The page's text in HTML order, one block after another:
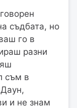
съдбата, но
го в
разни
съм в
и не знам